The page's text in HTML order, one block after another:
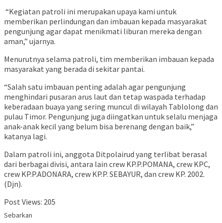
“Kegiatan patroli ini merupakan upaya kami untuk
memberikan perlindungan dan imbauan kepada masyarakat
pengunjung agar dapat menikmati liburan mereka dengan
aman,” ujarnya.
Menurutnya selama patroli, tim memberikan imbauan kepada
masyarakat yang berada di sekitar pantai.
“Salah satu imbauan penting adalah agar pengunjung
menghindari pusaran arus laut dan tetap waspada terhadap
keberadaan buaya yang sering muncul di wilayah Tablolong dan
pulau Timor. Pengunjung juga diingatkan untuk selalu menjaga
anak-anak kecil yang belum bisa berenang dengan baik,”
katanya lagi.
Dalam patroli ini, anggota Ditpolairud yang terlibat berasal
dari berbagai divisi, antara lain crew KP.P.POMANA, crew KPC,
crew KP.P.ADONARA, crew KP.P. SEBAYUR, dan crew KP. 2002.
(Djn).
Post Views: 205
Sebarkan